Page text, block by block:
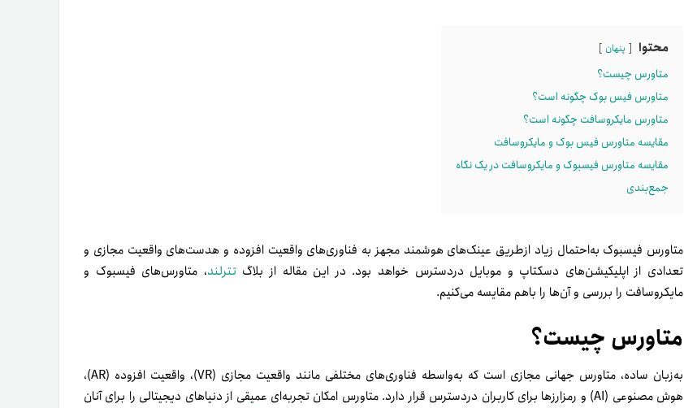
محتوا پنهان
متاورس چیست؟
متاورس فیس بوک چگونه است؟
متاورس مایکروسافت چگونه است؟
مقایسه متاورس فیس بوک و مایکروسافت
مقایسه متاورس فیسبوک و مایکروسافت در یک نگاه
جمع‌بندی
متاورس فیسبوک به‌احتمال زیاد ازطریق عینک‌های هوشمند مجهز به فناوری‌های واقعیت افزوده و هدست‌های واقعیت مجازی و
تعدادی از اپلیکیشن‌های دسکتاپ و موبایل در‌دسترس خواهد بود. در این مقاله از بلاگتترلند، متاورس‌های فیسبوک و
مایکروسافت را بررسی و آن‌ها را با‌هم مقایسه می‌کنیم.
متاورس چیست؟
به‌زبان ساده، متاورس جهانی مجازی است که به‌واسطه فناوری‌های مختلفی مانند واقعیت مجازی (VR)، واقعیت افزوده (AR)،
هوش مصنوعی (AI) و رمزارزها برای کاربران دردسترس قرار دارد. متاورس امکان تجربه‌ای عمیقی از دنیاهای دیجیتالی را برای آنان